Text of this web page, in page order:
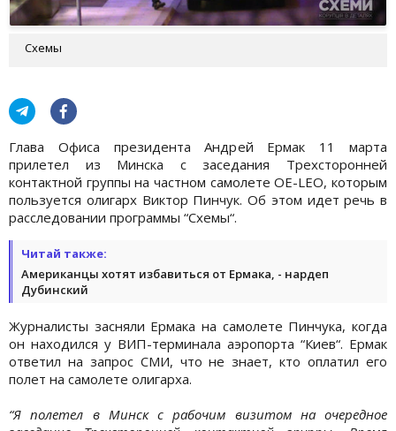
Схемы
Глава Офиса президента Андрей Ермак 11 марта
прилетел из Минска с заседания Трехсторонней
контактной группы на частном самолете OE-LEO, которым
пользуется олигарх Виктор Пинчук. Об этом идет речь в
расследовании программы “Схемы“.
Читай также:
Американцы хотят избавиться от Ермака, - нардеп
Дубинский
Журналисты засняли Ермака на самолете Пинчука, когда
он находился у ВИП-терминала аэропорта “Киев“. Ермак
ответил на запрос СМИ, что не знает, кто оплатил его
полет на самолете олигарха.
“Я полетел в Минск с рабочим визитом на очередное